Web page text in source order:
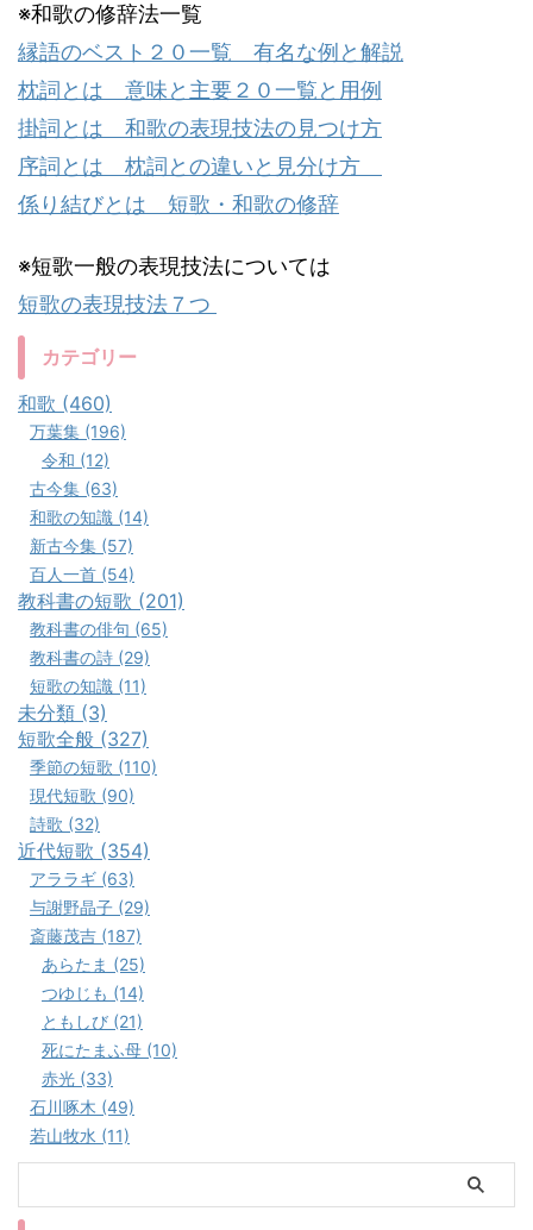
※和歌の修辞法一覧
縁語のベスト２０一覧 有名な例と解説
枕詞とは 意味と主要２０一覧と用例
掛詞とは 和歌の表現技法の見つけ方
序詞とは 枕詞との違いと見分け方
係り結びとは 短歌・和歌の修辞
※短歌一般の表現技法については
短歌の表現技法７つ
カテゴリー
和歌 (460)
万葉集 (196)
令和 (12)
古今集 (63)
和歌の知識 (14)
新古今集 (57)
百人一首 (54)
教科書の短歌 (201)
教科書の俳句 (65)
教科書の詩 (29)
短歌の知識 (11)
未分類 (3)
短歌全般 (327)
季節の短歌 (110)
現代短歌 (90)
詩歌 (32)
近代短歌 (354)
アララギ (63)
与謝野晶子 (29)
斎藤茂吉 (187)
あらたま (25)
つゆじも (14)
ともしび (21)
死にたまふ母 (10)
赤光 (33)
石川啄木 (49)
若山牧水 (11)